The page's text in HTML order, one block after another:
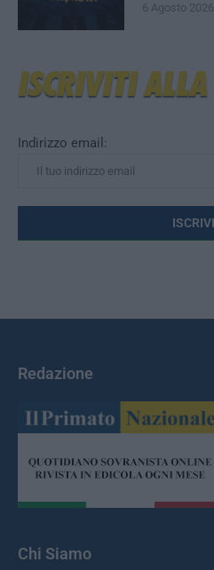
Indirizzo email:
6 Agosto 2026
Redazione
Chi Siamo